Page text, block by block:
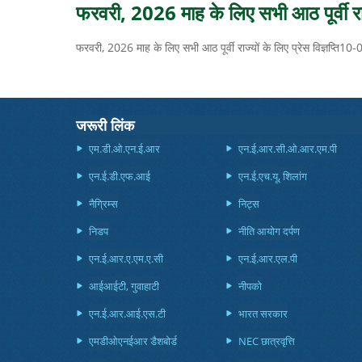
फरवरी, 2026 माह के लिए सभी आठ पूर्वी
फरवरी, 2026 माह के लिए सभी आठ पूर्वी राज्यों के लिए प्रेस
जरूरी लिंक
एम.डी.ओ.एन.ई.आर
एन.ई.आर.सी.ओ.आर.एम.पी
एन.ई.डी.एफ.आई
एन.ई.एच.यू, शिलांग
नैग्रिम्स
निट्स
निडप
नीति आयोग दर्पण
एन.ई.आर.ए.एम.ए.सी
एन.ई.आर.एल.पी
आईआईटी, गुवाहाटी
नीपको
एन.ई.आर.आई.एस.टी
भारत सरकार
एमडीओएनईआर डैशबोर्ड
NEC छात्रवृत्ति